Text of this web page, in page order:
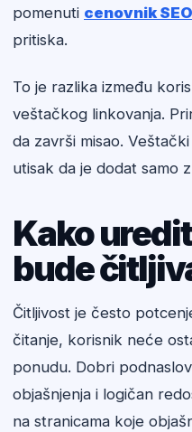
pomenuti cenovnik
pritiska.
To je razlika između
veštačkog linkovanja.
da završi misao.
utisak da je dodat samo
Kako
bude
Čitljivost je često
čitanje, korisnik neće
ponudu. Dobri
objašnjenja i logičan
na stranicama koje